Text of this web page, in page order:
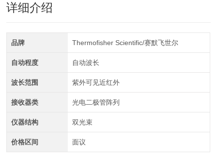
详细介绍
品牌 Thermofisher Scientific/赛默飞世尔
自动程度 自动波长
波长范围 紫外可见近红外
接收器类 光电二极管阵列
仪器结构 双光束
价格区间 面议